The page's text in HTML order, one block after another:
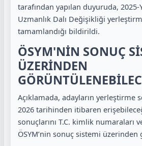
tarafından yapılan duyuruda, 2025-
Uzmanlık Dalı Değişikliği
tamamlandığı bildirildi.
ÖSYM'NİN SONUÇ
ÜZERİNDEN
Açıklamada, adayların yerleştirme
2026 tarihinden itibaren
sonuçlarını T.C. kimlik numaraları
ÖSYM’nin sonuç sistemi